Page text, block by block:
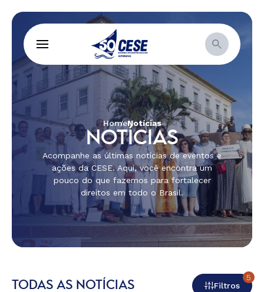
HomeNotícias
NOTÍCIAS
Acompanhe as últimas notícias de eventos e
ações da CESE. Aqui, você encontra um
pouco do que fazemos para fortalecer
direitos em todo o Brasil.
TODAS AS NOTÍCIAS Filtros
5